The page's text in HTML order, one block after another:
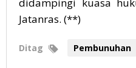
didampingi kuasa
Jatanras. (**)
Ditag Pembunuhan